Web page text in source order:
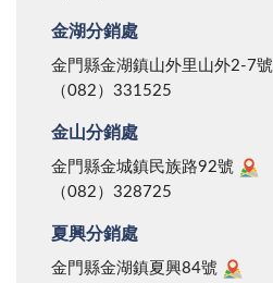
金湖分銷處
金門縣金湖鎮山外里山外2-7號
（082）331525
金山分銷處
金門縣金城鎮民族路92號
（082）328725
夏興分銷處
金門縣金湖鎮夏興84號